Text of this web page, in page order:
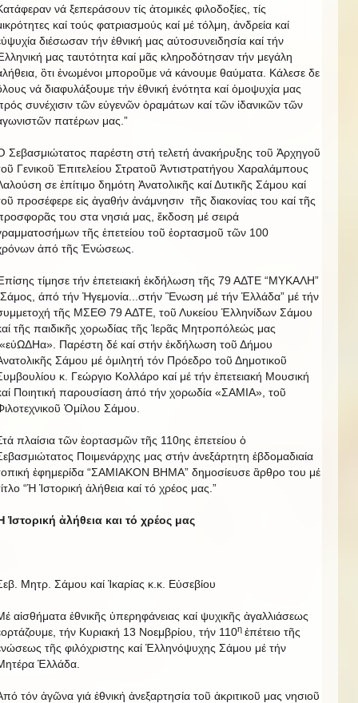
νά ξεπεράσουν τίς ἀτομικές φιλοδοξίες, τίς
καί τούς φατριασμούς καί μέ τόλμη, ἀνδρεία καί
διέσωσαν τήν ἐθνική μας αὐτοσυνειδησία καί τήν
μας ταυτότητα καί μᾶς κληροδότησαν τήν μεγάλη
ὃτι ἑνωμένοι μποροῦμε νά κάνουμε θαύματα. Κάλεσε δε
νά διαφυλάξουμε τήν ἑθνική ἑνότητα καί ὁμοψυχία μας
συνέχισιν τῶν εὐγενῶν ὁραμάτων καί τῶν ἱδανικῶν τῶν
πατέρων μας.”
Σεβασμιώτατος παρέστη στή τελετή ἀνακήρυξης τοῦ Ἀρχηγοῦ
Γενικοῦ Ἐπιτελείου Στρατοῦ Ἀντιστρατήγου Χαραλάμπους
σε ἐπίτιμο δημότη Ἀνατολικῆς καί Δυτικῆς Σάμου καί
προσέφερε εἰς ἀγαθήν ἀνάμνησιν τῆς διακονίας του καί τῆς
του στα νησιά μας, ἔκδοση μέ σειρά
τῆς ἑπετείου τοῦ ἑορτασμοῦ τῶν 100
ἀπό τῆς Ἑνώσεως.
τίμησε τήν ἐπετειακή ἐκδήλωση τῆς 79 ΑΔΤΕ “ΜΥΚΑΛΗ”
άπό τήν Ἠγεμονία...στήν Ἓνωση μέ τήν Ἑλλάδα” μέ τήν
τῆς ΜΣΕΘ 79 ΑΔΤΕ, τοῦ Λυκείου Ἑλληνίδων Σάμου
τῆς παιδικῆς χορωδίας τῆς Ἱερᾶς Μητροπόλεώς μας
Παρέστη δέ καί στήν ἐκδήλωση τοῦ Δήμου
Σάμου μέ ὁμιλητή τόν Πρόεδρο τοῦ Δημοτικοῦ
κ. Γεώργιο Κολλάρο καί μέ τήν ἐπετειακή Μουσική
Ποιητική παρουσίαση ἀπό τήν χορωδία «ΣΑΜΙΑ», τοῦ
Ὁμίλου Σάμου.
πλαίσια τῶν ἑορτασμῶν τῆς 110ης ἐπετείου ὁ
Ποιμενάρχης μας στήν ἁνεξάρτητη ἑβδομαδιαία
ἐφημερίδα “ΣΑΜΙΑΚΟΝ ΒΗΜΑ” δημοσίευσε ἂρθρο του μέ
“Ἡ Ἱστορική ἀλήθεια καί τό χρέος μας.”
Ἱστορική ἀλήθεια και τό χρέος μας
Μητρ. Σάμου καί Ἰκαρίας κ.κ. Εὐσεβίου
αἰσθήματα ἐθνικῆς ὑπερηφάνειας καί ψυχικῆς ἀγαλλιάσεως
τήν Κυριακή 13 Νοεμβρίου, τήν 110η ἐπέτειο τῆς
τῆς φιλόχριστης καί Ἑλληνόψυχης Σάμου μέ τήν
Ἑλλάδα.
τόν ἀγῶνα γιά ἐθνική ἀνεξαρτησία τοῦ ἀκριτικοῦ μας νησιοῦ